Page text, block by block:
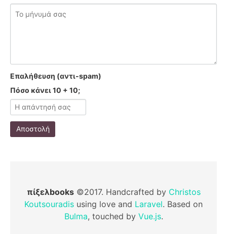
Επαλήθευση (αντι-spam)
Πόσο κάνει 10 + 10;
Αποστολή
πίξελbooks©2017. Handcrafted by Christos
Koutsouradis using love and Laravel. Based on
Bulma, touched by Vue.js.